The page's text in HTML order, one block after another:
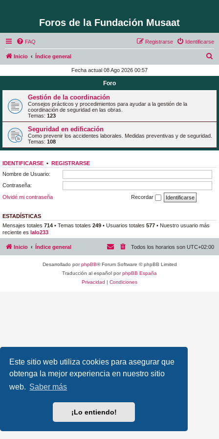
Este sitio web utiliza cookies para asegurar que
obtenga la mejor experiencia en nuestro sitio
web. Saber más
¡Lo entiendo!
Foros de la Fundación Musaat
FAQ Identificarse
Registrarse
Inicio Índice general
c
Fecha actual 08 Ago 2026 00:57
Foro
Gestión de la coordinación
Consejos prácticos y procedimientos para ayudar a la gestión de la
coordinación de seguridad en las obras.
Temas: 123
Seguridad en edificación
Como prevenir los accidentes laborales. Medidas preventivas y de seguridad.
Temas: 108
IDENTIFICARSE • REGISTRARSE
Nombre de Usuario:
Contraseña:
Olvidé mi contraseña
Recordar
ESTADÍSTICAS
Mensajes totales 714 • Temas totales 249 • Usuarios totales 577 • Nuestro usuario más
reciente es lalo233
Inicio Índice general Todos los horarios son UTC+02:00
Desarrollado porphpBB® Forum Software © phpBB Limited
Traducción al español porphpBB España
Privacidad | Condiciones